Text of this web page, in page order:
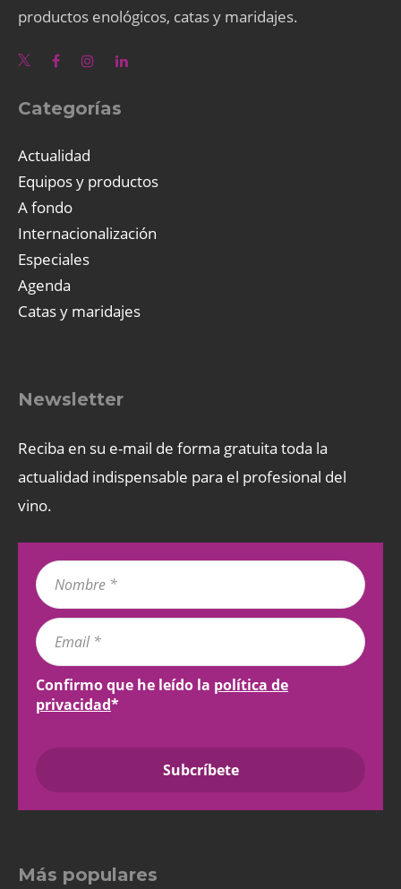
productos enológicos, catas y maridajes.
Categorías
Actualidad
Equipos y productos
A fondo
Internacionalización
Especiales
Agenda
Catas y maridajes
Newsletter
Reciba en su e-mail de forma gratuita toda la
actualidad indispensable para el profesional del
vino.
Confirmo que he leído la política de
privacidad*
Más populares